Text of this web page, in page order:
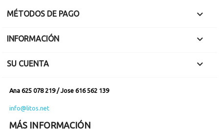
MÉTODOS DE PAGO 
INFORMACIÓN 
SU CUENTA 
Ana 625 078 219 / Jose 616 562 139
info@litos.net
MÁS INFORMACIÓN